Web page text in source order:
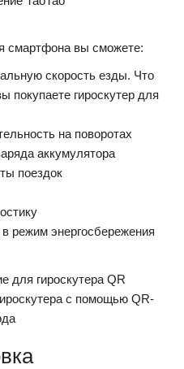
смартфона вы сможете:
скорость езды. Что
покупаете гироскутер для
на поворотах
аккумулятора
поездок
режим энергосбережения
с помощью QR-